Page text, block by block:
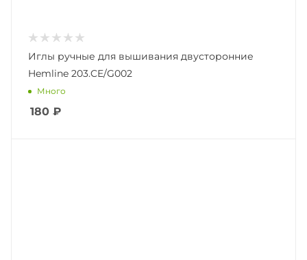
Иглы ручные для вышивания двусторонние
Hemline 203.CE/G002
Много
180 ₽